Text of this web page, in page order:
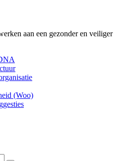
aan een gezonder en veiliger
(Woo)